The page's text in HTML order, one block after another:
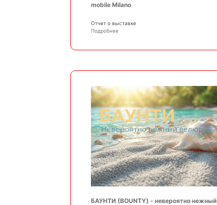
mobile Milano
Отчет о выставке
Подробнее
БАУНТИ (BOUNTY) - невероятно нежный